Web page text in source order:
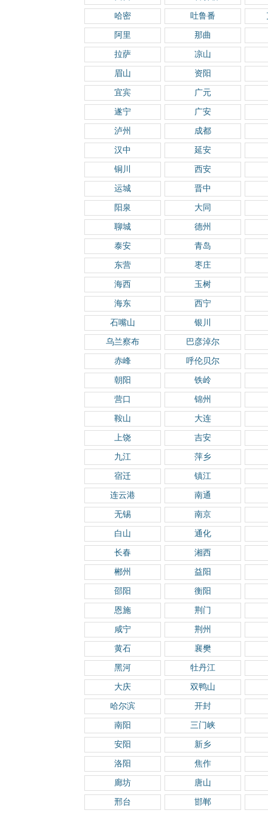
哈密 吐鲁番
阿里 那曲
拉萨 凉山
眉山 资阳
宜宾 广元
遂宁 广安
泸州 成都
汉中 延安
铜川 西安
运城 晋中
阳泉 大同
聊城 德州
泰安 青岛
东营 枣庄
海西 玉树
海东 西宁
石嘴山 银川
乌兰察布 巴彦淖尔
赤峰 呼伦贝尔
朝阳 铁岭
营口 锦州
鞍山 大连
上饶 吉安
九江 萍乡
宿迁 镇江
连云港 南通
无锡 南京
白山 通化
长春 湘西
郴州 益阳
邵阳 衡阳
恩施 荆门
咸宁 荆州
黄石 襄樊
黑河 牡丹江
大庆 双鸭山
哈尔滨 开封
南阳 三门峡
安阳 新乡
洛阳 焦作
廊坊 唐山
邢台 邯郸